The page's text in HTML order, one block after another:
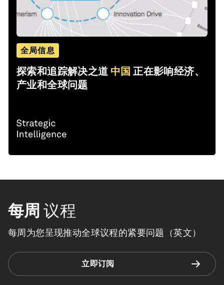
全局信息
探索和追踪解决之道 中国 正在影响经济、
产业和全球问题
每周 议程
每周为您呈现推动全球议程的紧要问题（英文）
立即订阅